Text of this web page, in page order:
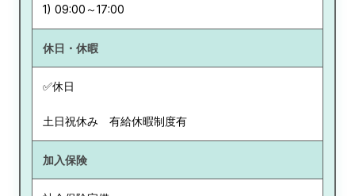
休日・休暇
✅休日
土日祝休み 有給休暇制度有
加入保険